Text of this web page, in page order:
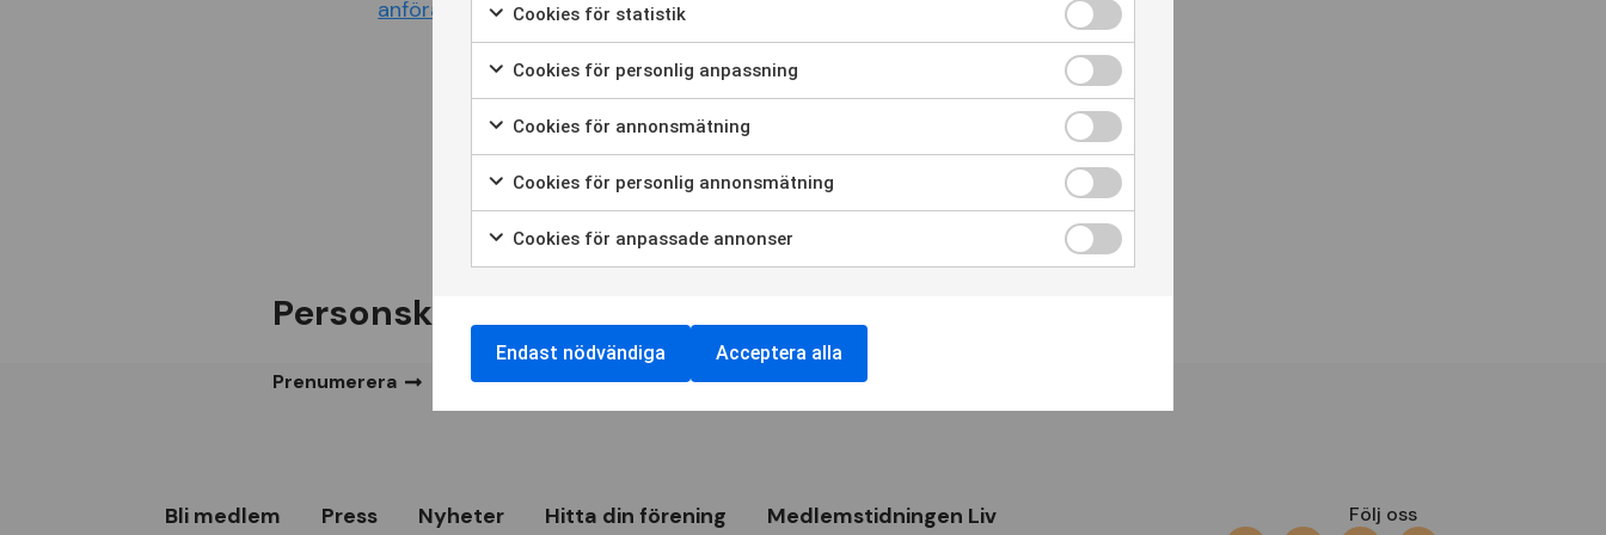
anförande
eller lästalet textat.
Personskadeförbundet RTPs nyhetsbrev
Prenumerera
Bli medlem Press Nyheter Hitta din förening Medlemstidningen Liv Följ oss
Cookies för statistik
Cookies för personlig anpassning
Cookies för annonsmätning
Cookies för personlig annonsmätning
Cookies för anpassade annonser
Endast nödvändiga Acceptera alla